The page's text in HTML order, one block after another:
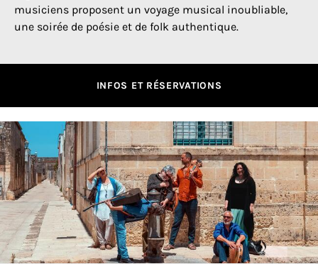
musiciens proposent un voyage musical inoubliable,
une soirée de poésie et de folk authentique.
INFOS ET RÉSERVATIONS